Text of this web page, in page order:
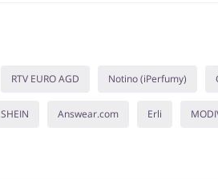
RTV EURO AGD Notino (iPerfumy)
SHEIN Answear.com Erli